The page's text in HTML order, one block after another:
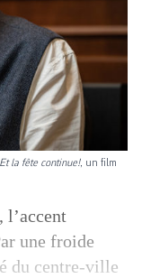
Et la fête continue!, un film
l’accent
une froide
du centre-ville